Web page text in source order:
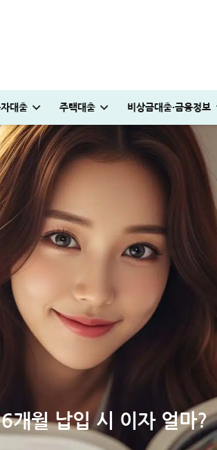
대출 주택대출 비상금대출·금융정보
월 납입 시 이자 얼마?